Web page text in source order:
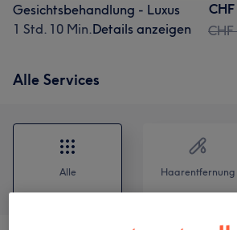
Gesichtsbehandlung - Luxus
1 Std. 10 Min.Details anzeigen
Alle Services
Alle Haarentfernung